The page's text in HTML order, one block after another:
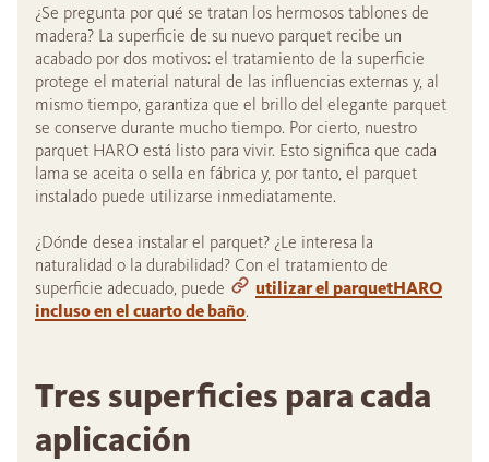
¿Se pregunta por qué se tratan los hermosos tablones de
madera? La superficie de su nuevo parquet recibe un
acabado por dos motivos: el tratamiento de la superficie
protege el material natural de las influencias externas y, al
mismo tiempo, garantiza que el brillo del elegante parquet
se conserve durante mucho tiempo. Por cierto, nuestro
parquet HARO está listo para vivir. Esto significa que cada
lama se aceita o sella en fábrica y, por tanto, el parquet
instalado puede utilizarse inmediatamente.
¿Dónde desea instalar el parquet? ¿Le interesa la
naturalidad o la durabilidad? Con el tratamiento de
superficie adecuado, puede
utilizar el parquetHARO
incluso en el cuarto de baño.
Tres superficies para cada
aplicación